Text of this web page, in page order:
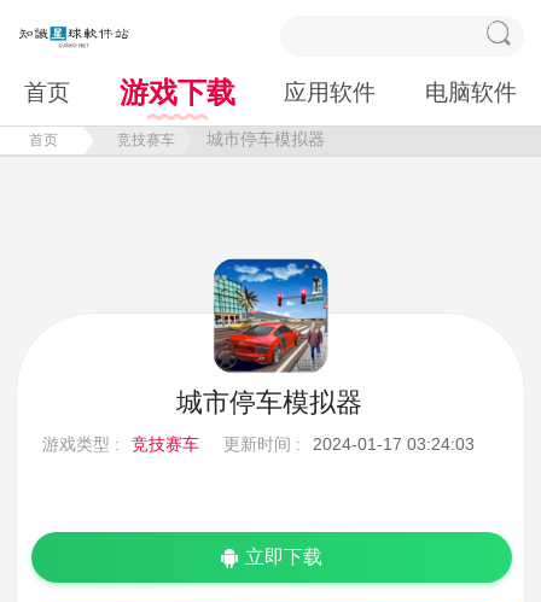
首页 游戏下载 应用软件 电脑软件
首页 竞技赛车 城市停车模拟器
城市停车模拟器
游戏类型 : 竞技赛车 更新时间 : 2024-01-17 03:24:03
立即下载